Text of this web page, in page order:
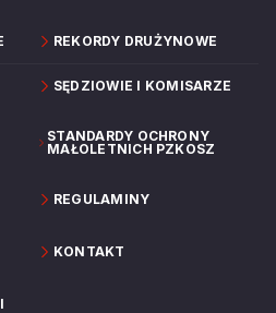
REKORDY DRUŻYNOWE
SĘDZIOWIE I KOMISARZE
STANDARDY OCHRONY
MAŁOLETNICH PZKOSZ
REGULAMINY
KONTAKT